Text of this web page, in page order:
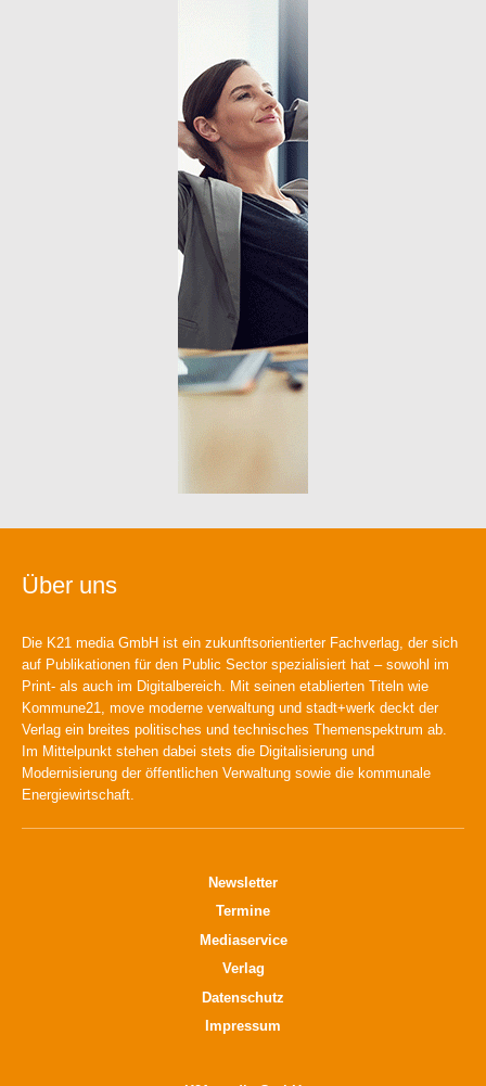
Über uns
Die K21 media GmbH ist ein zukunftsorientierter Fachverlag, der sich
auf Publikationen für den Public Sector spezialisiert hat – sowohl im
Print- als auch im Digitalbereich. Mit seinen etablierten Titeln wie
Kommune21, move moderne verwaltung und stadt+werk deckt der
Verlag ein breites politisches und technisches Themenspektrum ab.
Im Mittelpunkt stehen dabei stets die Digitalisierung und
Modernisierung der öffentlichen Verwaltung sowie die kommunale
Energiewirtschaft.
Newsletter
Termine
Mediaservice
Verlag
Datenschutz
Impressum